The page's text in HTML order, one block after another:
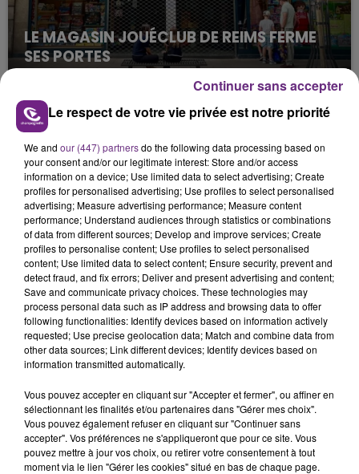
LE MAGASIN JOUÉCLUB DE REIMS FERME
SES PORTES
C'était l'une des institutions du centre-ville
rémois. Le magasin JouéClub est contraint de
fermer ses portes.
TITRES DIFFUSÉS
18h44
18h44
DAVID GUETTA
Love Dont Let Me Go
18h42
18h42
MANON LISA
Le Petit Pecheur
18h39
18h39 18h36
18h36
Le respect de votre vie privée est notre priorité
We and our (447) partnersdo the following data processing based on
your consent and/or our legitimate interest: Store and/or access
information on a device; Use limited data to select advertising; Create
profiles for personalised advertising; Use profiles to select personalised
advertising; Measure advertising performance; Measure content
performance; Understand audiences through statistics or combinations
of data from different sources; Develop and improve services; Create
profiles to personalise content; Use profiles to select personalised
content; Use limited data to select content; Ensure security, prevent and
detect fraud, and fix errors; Deliver and present advertising and content;
Save and communicate privacy choices. These technologies may
process personal data such as IP address and browsing data to offer
following functionalities: Identify devices based on information actively
requested; Use precise geolocation data; Match and combine data from
other data sources; Link different devices; Identify devices based on
information transmitted automatically.
Vous pouvez accepter en cliquant sur "Accepter et fermer", ou affiner en
sélectionnant les finalités et/ou partenaires dans "Gérer mes choix".
Vous pouvez également refuser en cliquant sur "Continuer sans
accepter". Vos préférences ne s'appliqueront que pour ce site. Vous
pouvez mettre à jour vos choix, ou retirer votre consentement à tout
moment via le lien "Gérer les cookies" situé en bas de chaque page.
Continuer sans accepter